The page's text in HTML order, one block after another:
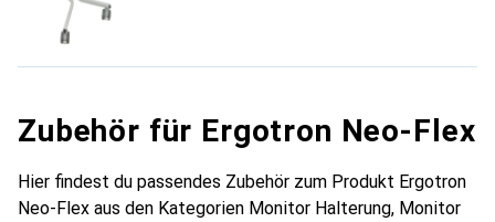
Zubehör für Ergotron Neo-Flex
Hier findest du passendes Zubehör zum Produkt Ergotron
Neo-Flex aus den Kategorien Monitor Halterung, Monitor